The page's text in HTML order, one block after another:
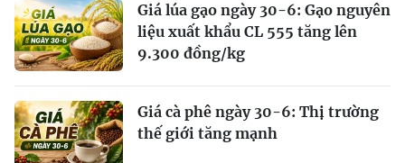
Giá lúa gạo ngày 30-6: Gạo nguyên
liệu xuất khẩu CL 555 tăng lên
9.300 đồng/kg
Giá cà phê ngày 30-6: Thị trường
thế giới tăng mạnh